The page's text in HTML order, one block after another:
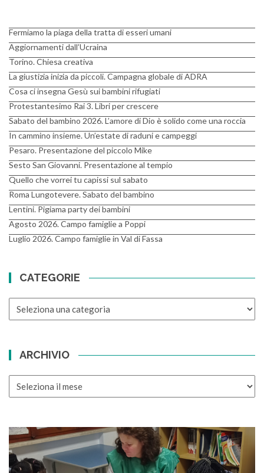
Fermiamo la piaga della tratta di esseri umani
Aggiornamenti dall’Ucraina
Torino. Chiesa creativa
La giustizia inizia da piccoli. Campagna globale di ADRA
Cosa ci insegna Gesù sui bambini rifugiati
Protestantesimo Rai 3. Libri per crescere
Sabato del bambino 2026. L’amore di Dio è solido come una roccia
In cammino insieme. Un’estate di raduni e campeggi
Pesaro. Presentazione del piccolo Mike
Sesto San Giovanni. Presentazione al tempio
Quello che vorrei tu capissi sul sabato
Roma Lungotevere. Sabato del bambino
Lentini. Pigiama party dei bambini
Agosto 2026. Campo famiglie a Poppi
Luglio 2026. Campo famiglie in Val di Fassa
CATEGORIE
CATEGORIE
ARCHIVIO
ARCHIVIO